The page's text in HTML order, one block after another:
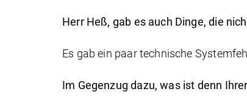
Herr Heß, gab es auch Dinge, die
Es gab ein paar technische
Im Gegenzug dazu, was ist denn